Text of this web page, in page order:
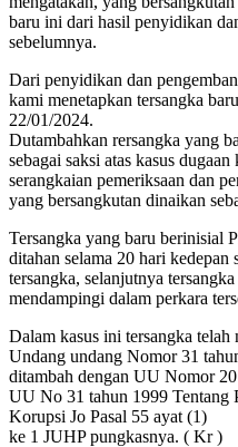
baru ini dari hasil penyidikan
sebelumnya.
Dari penyidikan dan
kami menetapkan tersangka
22/01/2024.
Dutambahkan rersangka yang
sebagai saksi atas kasus
serangkaian pemeriksaan dan
yang bersangkutan dinaikan
Tersangka yang baru berinisial
ditahan selama 20 hari kedepan
tersangka, selanjutnya
mendampingi dalam perkara
Dalam kasus ini tersangka telah
Undang undang Nomor 31
ditambah dengan UU Nomor
UU No 31 tahun 1999 Tentang
Korupsi Jo Pasal 55 ayat (1)
ke 1 JUHP pungkasnya. ( Kr )